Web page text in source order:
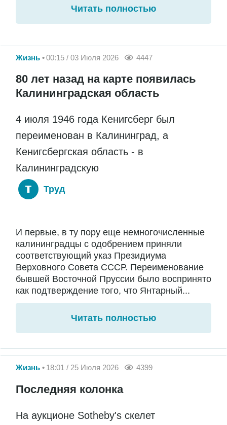
Читать полностью
Жизнь 00:15 / 03 Июля 2026 4447
80 лет назад на карте появилась
Калининградская область
4 июля 1946 года Кенигсберг был
переименован в Калининград, а
Кенигсбергская область - в
Калининградскую
Труд
И первые, в ту пору еще немногочисленные
калининградцы с одобрением приняли
соответствующий указ Президиума
Верховного Совета СССР. Переименование
бывшей Восточной Пруссии было воспринято
как подтверждение того, что Янтарный...
Читать полностью
Жизнь 18:01 / 25 Июля 2026 4399
Последняя колонка
На аукционе Sotheby's скелет